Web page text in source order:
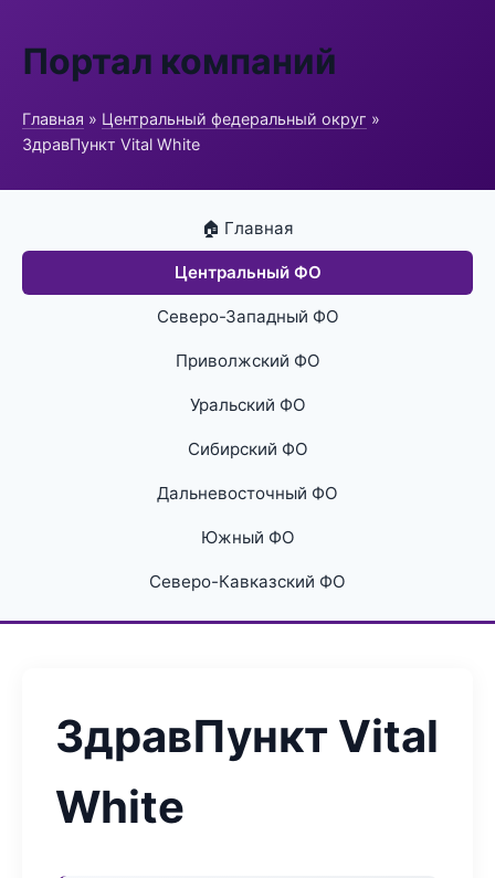
Портал компаний
Главная » Центральный федеральный округ »
ЗдравПункт Vital White
🏠 Главная
Центральный ФО
Северо-Западный ФО
Приволжский ФО
Уральский ФО
Сибирский ФО
Дальневосточный ФО
Южный ФО
Северо-Кавказский ФО
ЗдравПункт Vital
White